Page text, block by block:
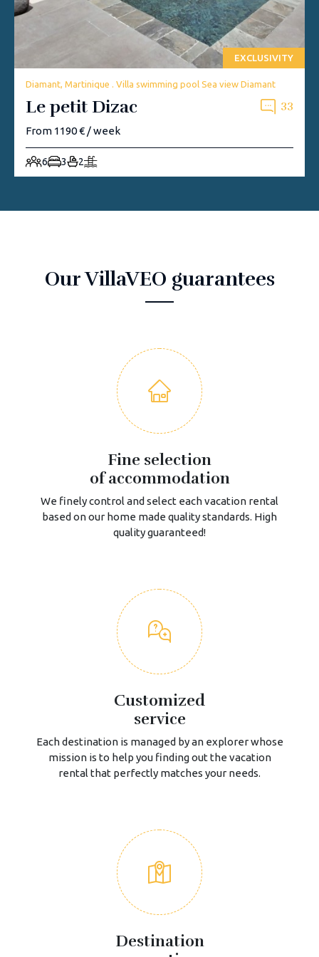
EXCLUSIVITY
Diamant, Martinique . Villa swimming pool Sea view Diamant
Le petit Dizac 33
From 1190 € / week
6 3 2
Our VillaVEO guarantees
Fine selection
of accommodation
We finely control and select each vacation rental
based on our home made quality standards. High
quality guaranteed!
Customized
service
Each destination is managed by an explorer whose
mission is to help you finding out the vacation
rental that perfectly matches your needs.
Destination